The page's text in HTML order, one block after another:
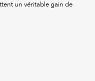
un véritable gain de